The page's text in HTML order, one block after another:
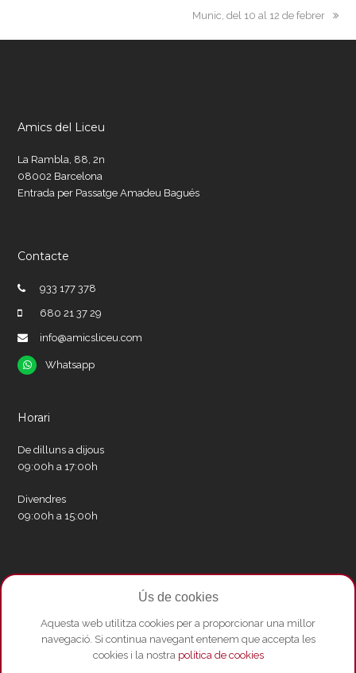
next
Munic, del 10 al 12 de febrer
Amics del Liceu
La Rambla, 88, 2n
08002 Barcelona
Entrada per Passatge Amadeu Bagués
Contacte
933 177 378
680 21 37 29
info@amicsliceu.com
Whatsapp
Whatsapp
Horari
De dilluns a dijous
09:00h a 17:00h
Divendres
09:00h a 15:00h
Xarxes socials
FacebookInstagram
Whatsapp
Youtube
Ús de cookies
Aquesta web utilitza cookies per a proporcionar una millor
navegació. Si continua navegant entenem que accepta les
cookies i la nostra política de cookies